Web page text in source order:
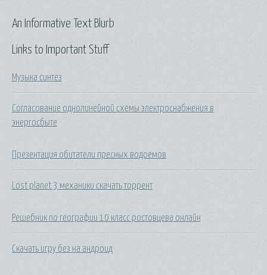
Links to Important Stuff
Музыка синтез
Согласование однолинейной схемы электроснабжения в
энергосбыте
Презентация обитатели пресных водоемов
Lost planet 3 механики скачать торрент
Решебник по географии 10 класс ростовцева онлайн
Скачать игру без на андроид
An Informative Text Blurb